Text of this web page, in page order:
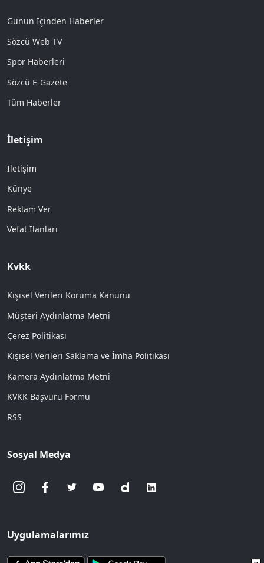
Günün İçinden Haberler
Sözcü Web TV
Spor Haberleri
Sözcü E-Gazete
Tüm Haberler
İletişim
İletişim
Künye
Reklam Ver
Vefat İlanları
Kvkk
Kişisel Verileri Koruma Kanunu
Müşteri Aydınlatma Metni
Çerez Politikası
Kişisel Verileri Saklama ve İmha Politikası
Kamera Aydınlatma Metni
KVKK Başvuru Formu
RSS
Sosyal Medya
Uygulamalarımız